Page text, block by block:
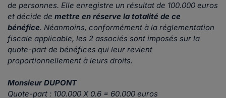
de personnes. Elle enregistre un résultat de 100.000 euros
et décide de mettre en réserve la totalité de ce
bénéfice. Néanmoins, conformément à la réglementation
fiscale applicable, les 2 associés sont imposés sur la
quote-part de bénéfices qui leur revient
proportionnellement à leurs droits.
Monsieur DUPONT
Quote-part : 100.000 X 0.6 = 60.000 euros